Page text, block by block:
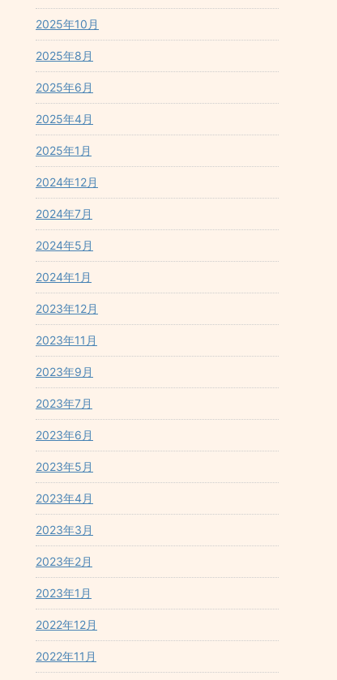
2025年10月
2025年8月
2025年6月
2025年4月
2025年1月
2024年12月
2024年7月
2024年5月
2024年1月
2023年12月
2023年11月
2023年9月
2023年7月
2023年6月
2023年5月
2023年4月
2023年3月
2023年2月
2023年1月
2022年12月
2022年11月